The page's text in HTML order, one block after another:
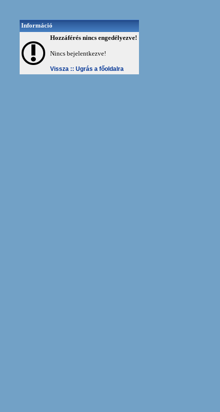
Információ
Hozzáférés nincs engedélyezve!
Nincs bejelentkezve!
Vissza :: Ugrás a főoldalra